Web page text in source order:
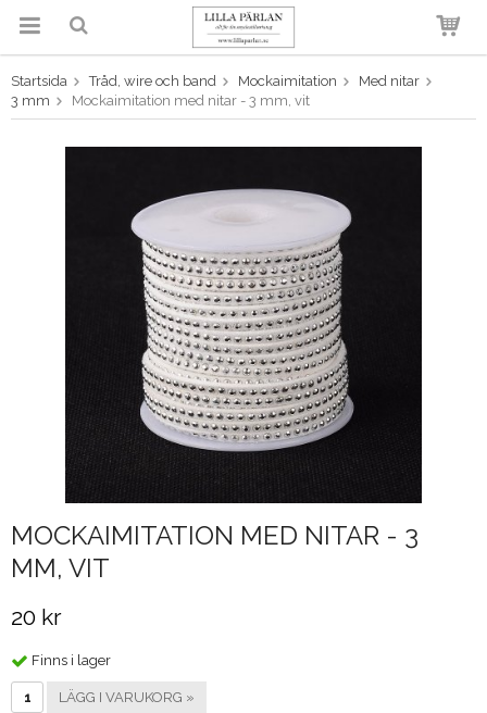
Produkten har blivit tillagd i
varukorgen
Startsida Tråd, wire och band Mockaimitation
Med nitar
3 mm
Mockaimitation med nitar - 3 mm, vit
MOCKAIMITATION MED NITAR - 3
MM, VIT
20 kr
Finns i lager
LÄGG I VARUKORG »